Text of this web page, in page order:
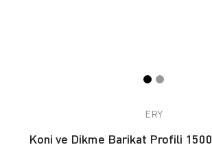
ERY
Koni ve Dikme Barikat Profili